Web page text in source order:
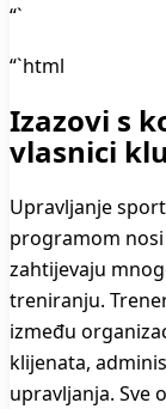
“`
“`html
Izazovi s
vlasnici
Upravljanje
programom
zahtijevaju
treniranju.
između
klijenata,
upravljanja. Sve